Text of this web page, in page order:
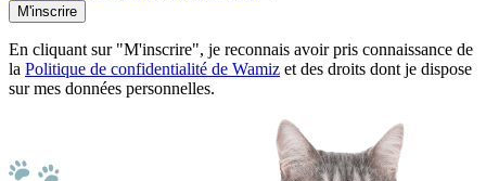
M'inscrire
En cliquant sur "M'inscrire", je reconnais avoir pris connaissance de
la Politique de confidentialité de Wamiz et des droits dont je dispose
sur mes données personnelles.